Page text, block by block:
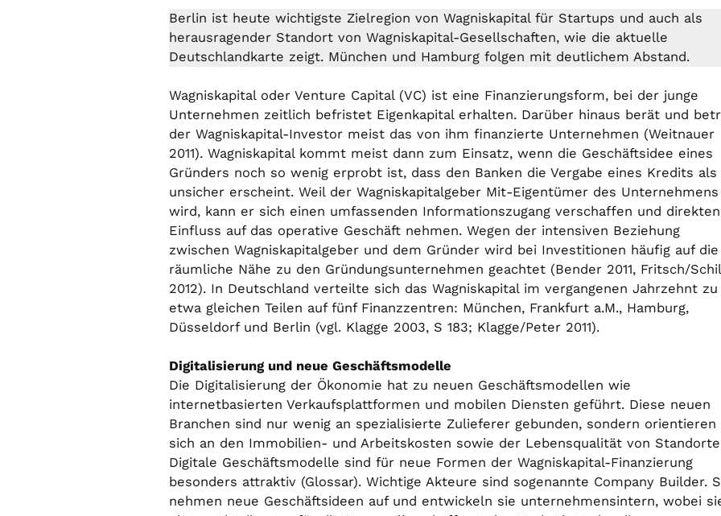
Berlin ist heute wichtigste Zielregion von Wagniskapital für Startups und auch als
herausragender Standort von Wagniskapital-Gesellschaften, wie die aktuelle
Deutschlandkarte zeigt. München und Hamburg folgen mit deutlichem Abstand.
Wagniskapital oder Venture Capital (VC) ist eine Finanzierungsform, bei der junge
Unternehmen zeitlich befristet Eigenkapital erhalten. Darüber hinaus berät und
der Wagniskapital-Investor meist das von ihm finanzierte Unternehmen (Weitnauer
2011). Wagniskapital kommt meist dann zum Einsatz, wenn die Geschäftsidee eines
Gründers noch so wenig erprobt ist, dass den Banken die Vergabe eines Kredits als
unsicher erscheint. Weil der Wagniskapitalgeber Mit-Eigentümer des Unternehmens
wird, kann er sich einen umfassenden Informationszugang verschaffen und direkten
Einfluss auf das operative Geschäft nehmen. Wegen der intensiven Beziehung
zwischen Wagniskapitalgeber und dem Gründer wird bei Investitionen häufig auf die
räumliche Nähe zu den Gründungsunternehmen geachtet (Bender 2011, Fritsch/
2012). In Deutschland verteilte sich das Wagniskapital im vergangenen Jahrzehnt zu
etwa gleichen Teilen auf fünf Finanzzentren: München, Frankfurt a.M., Hamburg,
Düsseldorf und Berlin (vgl. Klagge 2003, S 183; Klagge/Peter 2011).
Digitalisierung und neue Geschäftsmodelle
Die Digitalisierung der Ökonomie hat zu neuen Geschäftsmodellen wie
internetbasierten Verkaufsplattformen und mobilen Diensten geführt. Diese neuen
Branchen sind nur wenig an spezialisierte Zulieferer gebunden, sondern orientieren
sich an den Immobilien- und Arbeitskosten sowie der Lebensqualität von
Digitale Geschäftsmodelle sind für neue Formen der Wagniskapital-Finanzierung
besonders attraktiv (Glossar). Wichtige Akteure sind sogenannte Company Builder.
nehmen neue Geschäftsideen auf und entwickeln sie unternehmensintern, wobei